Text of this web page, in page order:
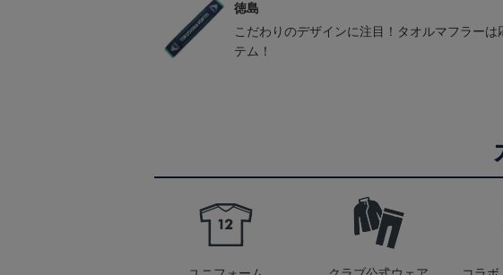
徳島
こだわりのデザインに注目！タオルマフラーは
テム！